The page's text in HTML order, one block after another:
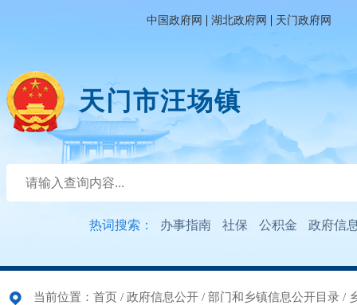
中国政府网 | 湖北政府网 | 天门政府网
天门市汪场镇
热词搜索： 办事指南 社保 公积金 政府信
当前位置： 首页 / 政府信息公开 / 部门和乡镇信息公开目录 /